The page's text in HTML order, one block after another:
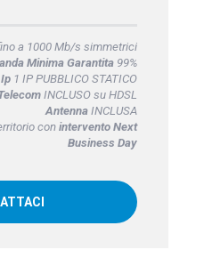
a 1000 Mb/s simmetrici
Minima Garantita99%
1 IP PUBBLICO STATICO
INCLUSO su HDSL
AntennaINCLUSA
con intervento Next
Business Day